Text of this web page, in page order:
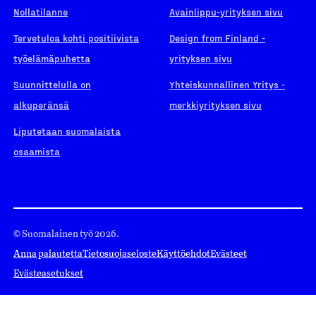
Nollatilanne
Tervetuloa kohti positiivista
työelämäpuhetta
Suunnittelulla on
alkuperänsä
Liputetaan suomalaista
osaamista
Avainlippu-yrityksen sivu
Design from Finland -
yrityksen sivu
Yhteiskunnallinen Yritys -
merkkiyrityksen sivu
© Suomalainen työ 2026.
Anna palautettaTietosuojaselosteKäyttöehdotEvästeet
Evästeasetukset